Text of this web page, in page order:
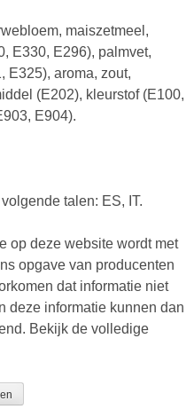
maiszetmeel,
E330, E296), palmvet,
E325), aroma, zout,
(E202), kleurstof (E100,
E904).
talen: ES, IT.
op deze website wordt met
opgave van producenten
dat informatie niet
deze informatie kunnen dan
Bekijk de volledige